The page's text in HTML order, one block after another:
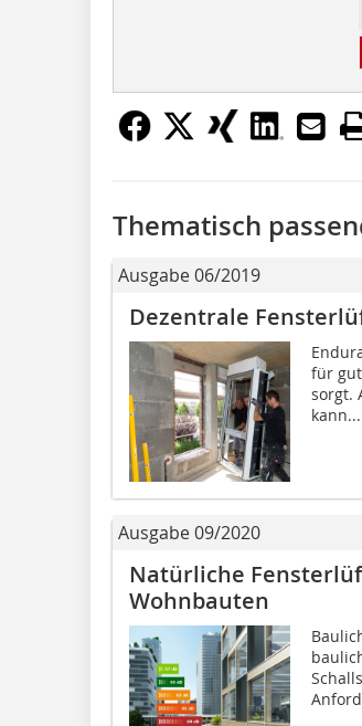
Thematisch
Ausgabe 06/2019
Dezentrale
für
sorgt.
kann...
Ausgabe 09/2020
Natürliche
Wohnbauten